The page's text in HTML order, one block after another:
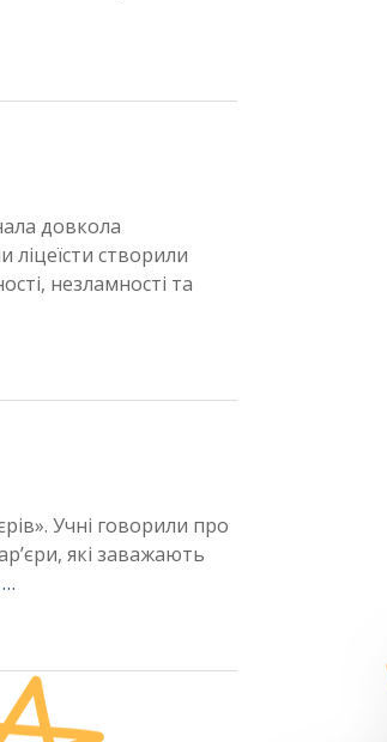
довкола
ліцеїсти створили
незламності та
Учні говорили про
які заважають